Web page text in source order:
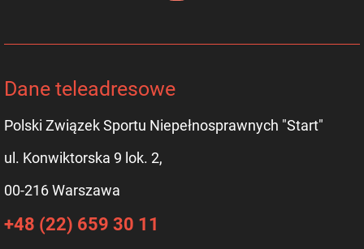
Dane teleadresowe
Polski Związek Sportu Niepełnosprawnych "Start"
ul. Konwiktorska 9 lok. 2,
00-216 Warszawa
+48 (22) 659 30 11